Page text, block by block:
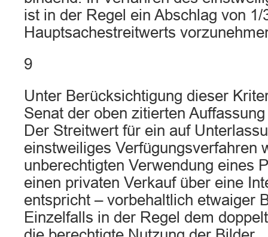
ist in der Regel ein Abschlag von 1/
Hauptsachestreitwerts
9
Unter Berücksichtigung dieser
Senat der oben zitierten
Der Streitwert für ein auf
einstweiliges Verfügungsverfahren
unberechtigten Verwendung eines
einen privaten Verkauf über eine
entspricht – vorbehaltlich etwaiger
Einzelfalls in der Regel dem